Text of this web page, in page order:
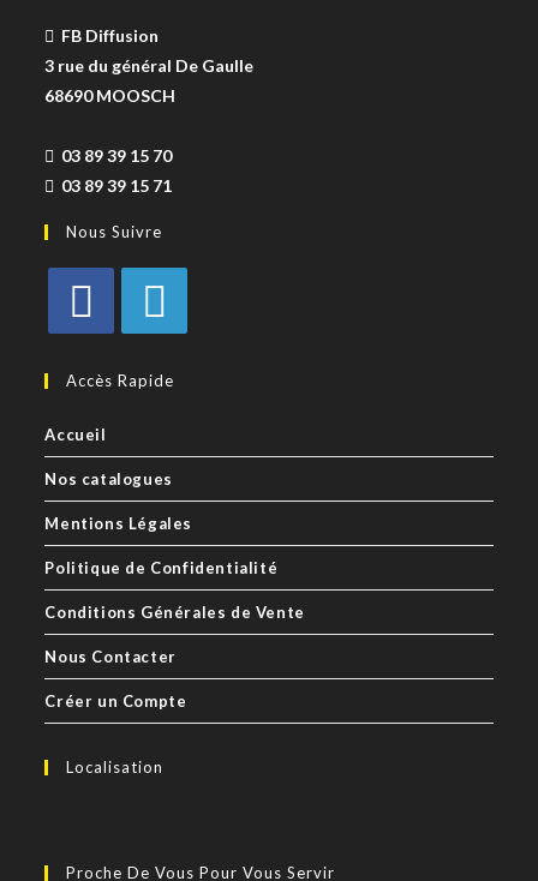
FB Diffusion
3 rue du général De Gaulle
68690 MOOSCH
03 89 39 15 70
03 89 39 15 71
Nous Suivre
Accès Rapide
Accueil
Nos catalogues
Mentions Légales
Politique de Confidentialité
Conditions Générales de Vente
Nous Contacter
Créer un Compte
Localisation
Proche De Vous Pour Vous Servir